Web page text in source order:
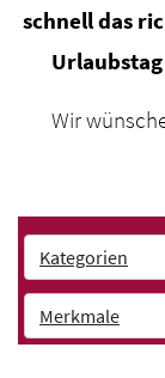
schnell das
Wir
Kategorien
Merkmale